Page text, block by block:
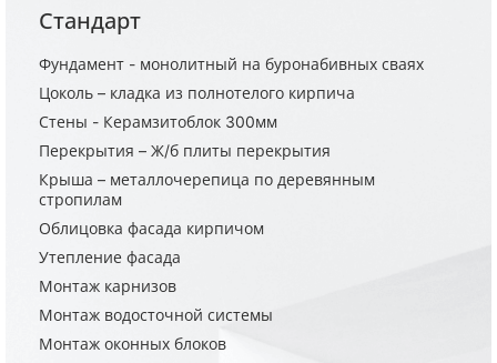
Стандарт
Фундамент - монолитный на буронабивных сваях
Цоколь – кладка из полнотелого кирпича
Стены - Керамзитоблок 300мм
Перекрытия – Ж/б плиты перекрытия
Крыша – металлочерепица по деревянным
стропилам
Облицовка фасада кирпичом
Утепление фасада
Монтаж карнизов
Монтаж водосточной системы
Монтаж оконных блоков